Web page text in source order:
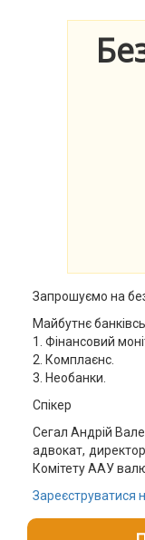
Запрошуємо на
Майбутнє
1. Фінансовий
2. Комплаєнс.
3. Необанки.
Спікер
Сегал Андрій
адвокат,
Комітету ААУ
Зареєструватися